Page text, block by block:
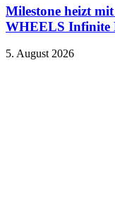
Milestone heizt
WHEELS Infinite
5. August 2026